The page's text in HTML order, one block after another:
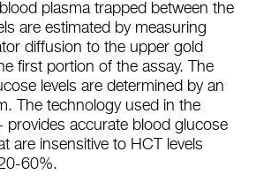
plasma trapped between the
are estimated by measuring
diffusion to the upper gold
first portion of the assay. The
levels are determined by an
The technology used in the
provides accurate blood glucose
are insensitive to HCT levels
60%.